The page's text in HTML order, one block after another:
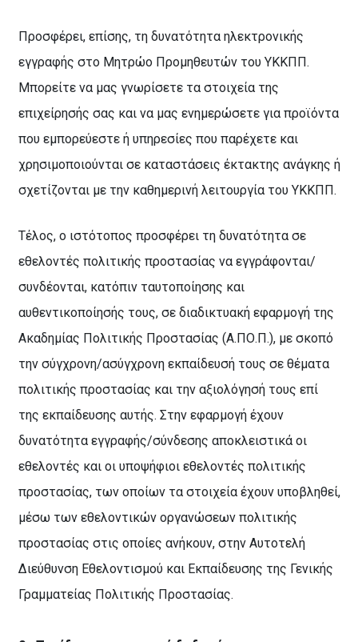
Προσφέρει, επίσης, τη δυνατότητα ηλεκτρονικής
εγγραφής στο Μητρώο Προμηθευτών του ΥΚΚΠΠ.
Μπορείτε να μας γνωρίσετε τα στοιχεία της
επιχείρησής σας και να μας ενημερώσετε για προϊόντα
που εμπορεύεστε ή υπηρεσίες που παρέχετε και
χρησιμοποιούνται σε καταστάσεις έκτακτης ανάγκης ή
σχετίζονται με την καθημερινή λειτουργία του ΥΚΚΠΠ.
Τέλος, ο ιστότοπος προσφέρει τη δυνατότητα σε
εθελοντές πολιτικής προστασίας να εγγράφονται/
συνδέονται, κατόπιν ταυτοποίησης και
αυθεντικοποίησής τους, σε διαδικτυακή εφαρμογή της
Ακαδημίας Πολιτικής Προστασίας (Α.ΠΟ.Π.), με σκοπό
την σύγχρονη/ασύγχρονη εκπαίδευσή τους σε θέματα
πολιτικής προστασίας και την αξιολόγησή τους επί
της εκπαίδευσης αυτής. Στην εφαρμογή έχουν
δυνατότητα εγγραφής/σύνδεσης αποκλειστικά οι
εθελοντές και οι υποψήφιοι εθελοντές πολιτικής
προστασίας, των οποίων τα στοιχεία έχουν υποβληθεί,
μέσω των εθελοντικών οργανώσεων πολιτικής
προστασίας στις οποίες ανήκουν, στην Αυτοτελή
Διεύθυνση Εθελοντισμού και Εκπαίδευσης της Γενικής
Γραμματείας Πολιτικής Προστασίας.